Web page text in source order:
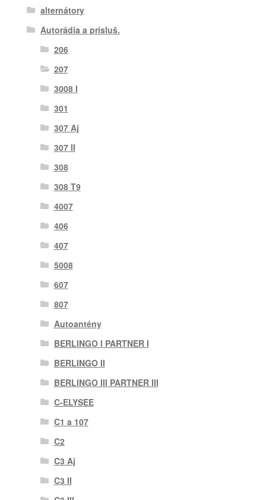
alternátory
Autorádia a prísluš.
206
207
3008 I
301
307 Aj
307 II
308
308 T9
4007
406
407
5008
607
807
Autoantény
BERLINGO I PARTNER I
BERLINGO II
BERLINGO III PARTNER III
C-ELYSEE
C1 a 107
C2
C3 Aj
C3 II